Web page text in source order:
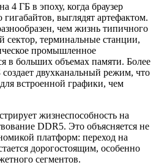
4 ГБ в эпоху, когда браузер
выглядят артефактом.
чем жизнь типичного
сектор, терминальные станции,
промышленное
в больших объемах памяти. Более
двухканальный режим, что
встроенной графики, чем
жизнеспособность на
DDR5. Это объясняется не
платформ: переход на
дорогостоящим, особенно
сегментов.